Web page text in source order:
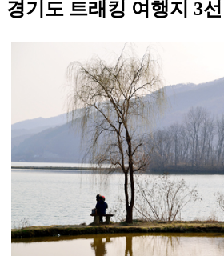
경기도 트래킹 여행지 3선